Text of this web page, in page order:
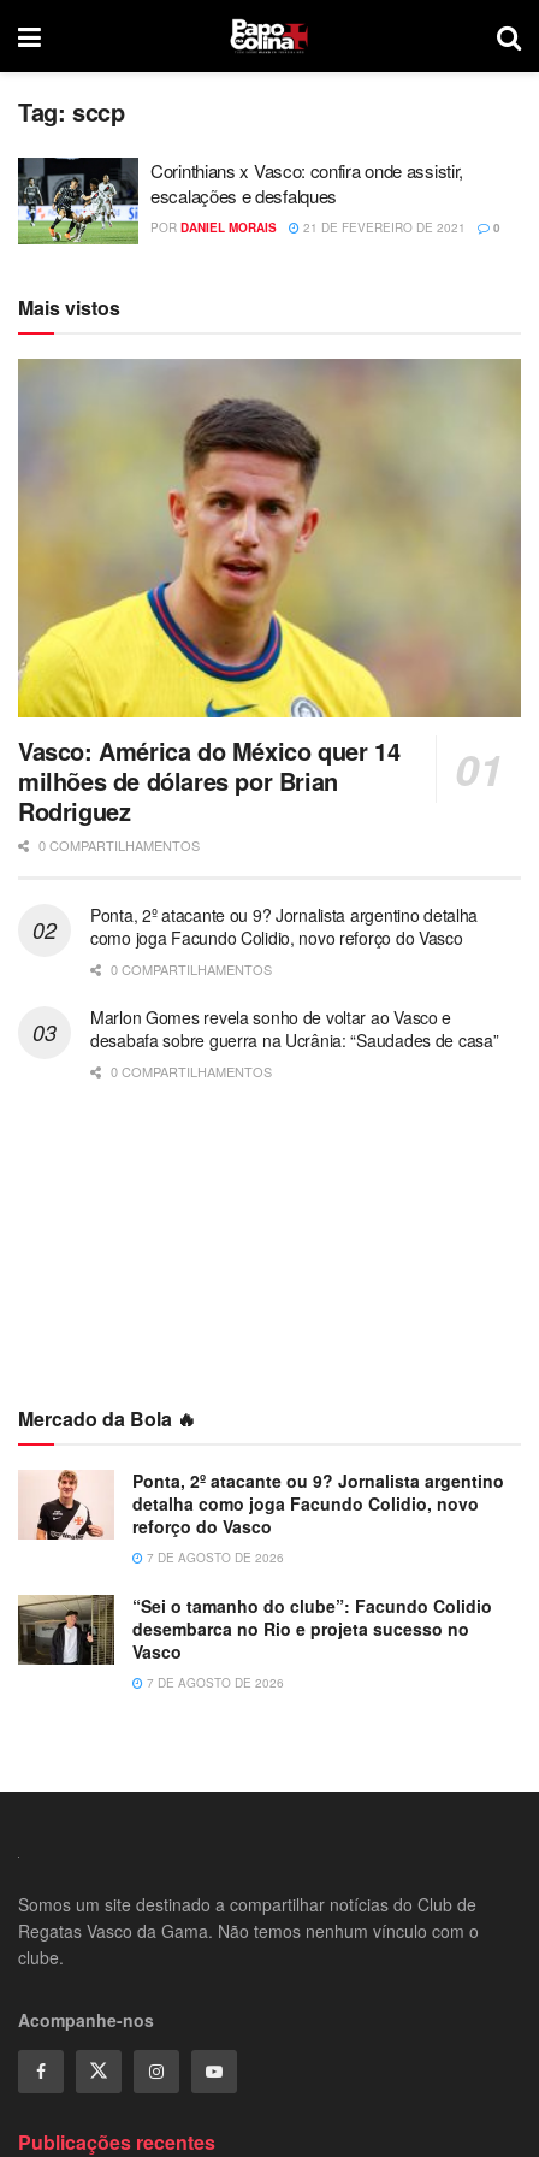
Tag: sccp
Corinthians x Vasco: confira onde assistir,
escalações e desfalques
POR DANIEL MORAIS 21 DE FEVEREIRO DE 2021 0
Mais vistos
Vasco: América do México quer 14
milhões de dólares por Brian
Rodriguez
0 COMPARTILHAMENTOS
Ponta, 2º atacante ou 9? Jornalista argentino detalha
como joga Facundo Colidio, novo reforço do Vasco
0 COMPARTILHAMENTOS
Marlon Gomes revela sonho de voltar ao Vasco e
desabafa sobre guerra na Ucrânia: “Saudades de casa”
0 COMPARTILHAMENTOS
Mercado da Bola 🔥
Ponta, 2º atacante ou 9? Jornalista argentino
detalha como joga Facundo Colidio, novo
reforço do Vasco
7 DE AGOSTO DE 2026
“Sei o tamanho do clube”: Facundo Colidio
desembarca no Rio e projeta sucesso no
Vasco
7 DE AGOSTO DE 2026
Somos um site destinado a compartilhar notícias do Club de
Regatas Vasco da Gama. Não temos nenhum vínculo com o
clube.
Acompanhe-nos
Publicações recentes